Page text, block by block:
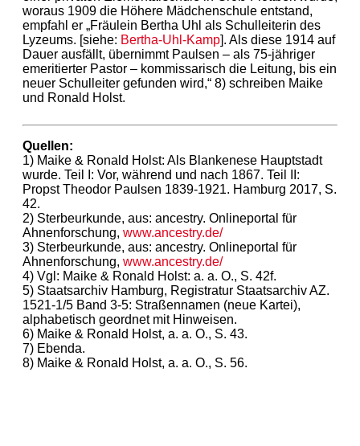
woraus 1909 die Höhere Mädchenschule entstand,
empfahl er „Fräulein Bertha Uhl als Schulleiterin des
Lyzeums. [siehe: Bertha-Uhl-Kamp]. Als diese 1914 auf
Dauer ausfällt, übernimmt Paulsen – als 75-jähriger
emeritierter Pastor – kommissarisch die Leitung, bis ein
neuer Schulleiter gefunden wird,“ 8) schreiben Maike
und Ronald Holst.
Quellen:
1) Maike & Ronald Holst: Als Blankenese Hauptstadt
wurde. Teil I: Vor, während und nach 1867. Teil II:
Propst Theodor Paulsen 1839-1921. Hamburg 2017, S.
42.
2) Sterbeurkunde, aus: ancestry. Onlineportal für
Ahnenforschung, www.ancestry.de/
3) Sterbeurkunde, aus: ancestry. Onlineportal für
Ahnenforschung, www.ancestry.de/
4) Vgl: Maike & Ronald Holst: a. a. O., S. 42f.
5) Staatsarchiv Hamburg, Registratur Staatsarchiv AZ.
1521-1/5 Band 3-5: Straßennamen (neue Kartei),
alphabetisch geordnet mit Hinweisen.
6) Maike & Ronald Holst, a. a. O., S. 43.
7) Ebenda.
8) Maike & Ronald Holst, a. a. O., S. 56.